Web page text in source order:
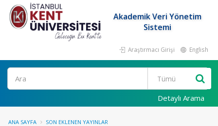
Akademik Veri Yönetim
Sistemi
Araştırmacı Girişi English
Ara
Detaylı Arama
ANA SAYFA SON EKLENEN YAYINLAR